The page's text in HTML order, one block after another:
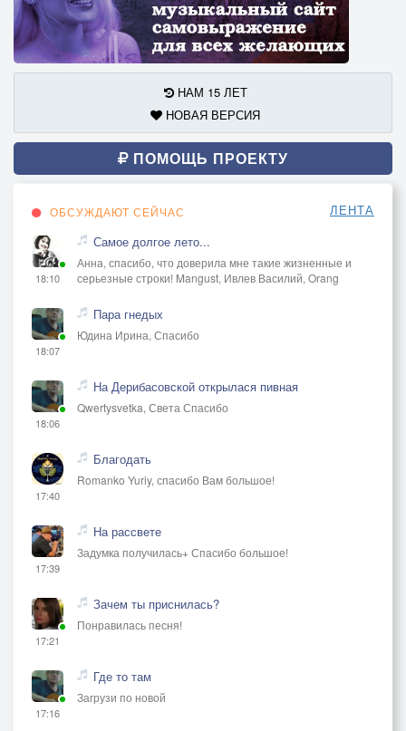
НАМ 15 ЛЕТ
НОВАЯ ВЕРСИЯ
ПОМОЩЬ ПРОЕКТУ
ОБСУЖДАЮТ СЕЙЧАС ЛЕНТА
18:10
Самое долгое лето...
Анна, спасибо, что доверила мне такие жизненные и
серьезные строки! Mangust, Ивлев Василий, Orang
18:07
Пара гнедых
Юдина Ирина, Спасибо
18:06
На Дерибасовской открылася пивная
Qwertysvetka, Света Спасибо
17:40
Благодать
Romanko Yuriy, спасибо Вам большое!
17:39
На рассвете
Задумка получилась+ Спасибо большое!
17:21
Зачем ты приснилась?
Понравилась песня!
17:16
Где то там
Загрузи по новой